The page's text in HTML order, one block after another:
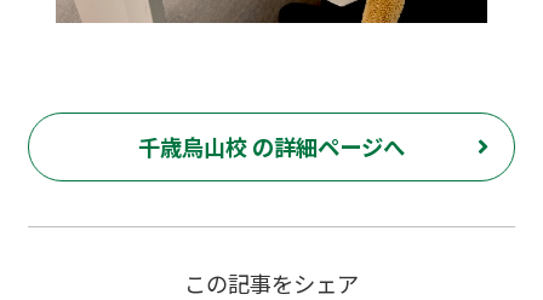
千歳烏山校 の詳細ページへ
この記事をシェア